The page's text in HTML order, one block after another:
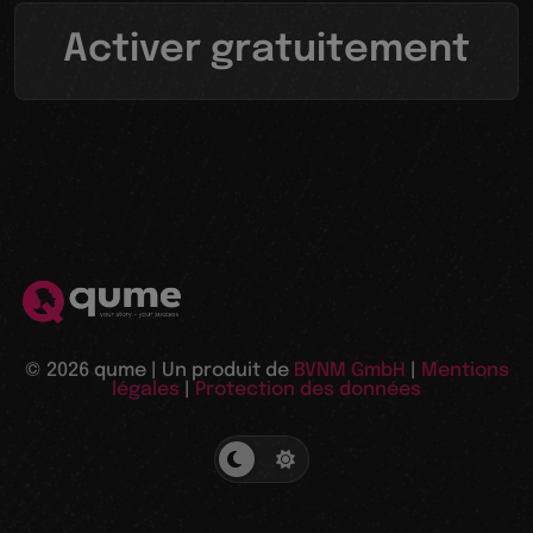
Activer gratuitement
© 2026 qume | Un produit de BVNM GmbH
Mentions
légales
Protection des données